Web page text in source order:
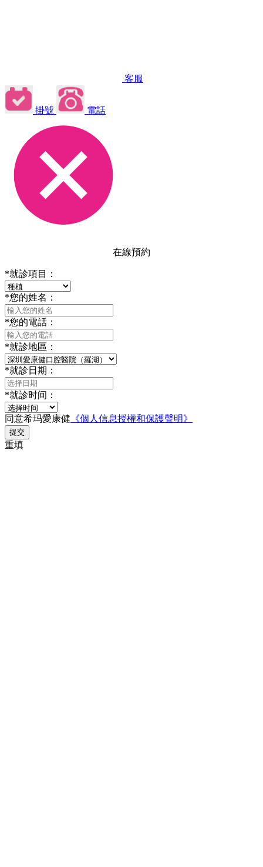
客服
掛號 電話
在線預約
*就診項目：
*您的姓名：
*您的電話：
*就診地區：
*就診日期：
*就診时间：
同意希玛愛康健 《個人信息授權和保護聲明》
提交
重填